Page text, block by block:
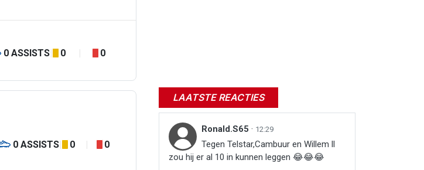
0 ASSISTS 0 0
0 ASSISTS 0 0
LAATSTE REACTIES
Ronald.S65 · 12:29
Tegen Telstar,Cambuur en Willem ll
zou hij er al 10 in kunnen leggen 😂😂😂